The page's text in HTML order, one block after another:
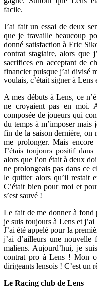
facile.
J’ai fait un essai de deux
que je travaille beaucoup
donné satisfaction à Eric
contrat stagiaire, alors que
sacrifices en acceptant de
financier puisque j’ai divisé
voulais, c’était signer à Lens
A mes débuts à Lens, ce
ne croyaient pas en moi.
composée de joueurs qui
du temps à m’imposer mais
fin de la saison dernière, on
me prolonger. Mais
J’étais toujours positif dans
alors que l’on était à deux
ne prolongeais pas dans ce
le quitter alors qu’il restait
C’était bien pour moi et
s’est sauvé !
Le fait de me donner à fond
je suis toujours à Lens et
J’ai été appelé pour la
j’ai d’ailleurs une nouvelle
maliens. Aujourd’hui, je
contrat pro à Lens ! Mon
dirigeants lensois ! C’est un
Le Racing club de Lens